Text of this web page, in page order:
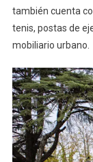
también cuenta
tenis, postas de
mobiliario urbano.